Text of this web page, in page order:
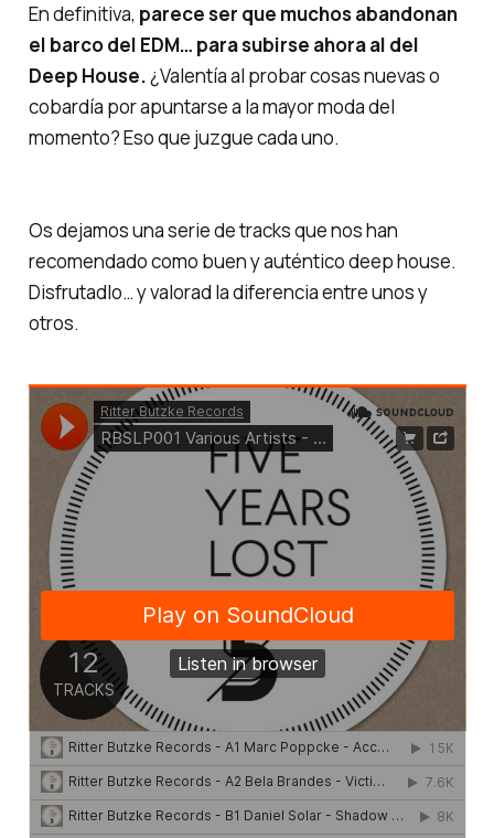
En definitiva, parece ser que muchos abandonan
el barco del EDM… para subirse ahora al del
Deep House.¿Valentía al probar cosas nuevas o
cobardía por apuntarse a la mayor moda del
momento? Eso que juzgue cada uno.
Os dejamos una serie de tracks que nos han
recomendado como buen y auténtico deep house.
Disfrutadlo… y valorad la diferencia entre unos y
otros.